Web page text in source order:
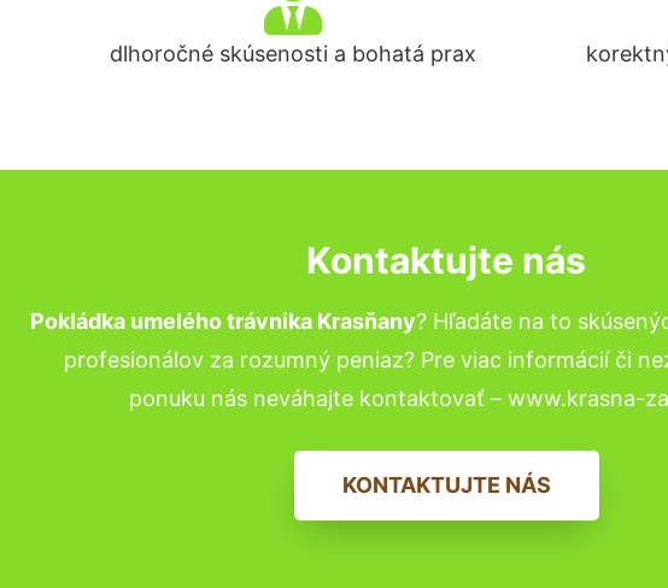
dlhoročné skúsenosti a bohatá prax
Kontaktujte nás
Pokládka umelého trávnika Krasňany? Hľadáte na to
profesionálov za rozumný peniaz? Pre viac informácií či
ponuku nás neváhajte kontaktovať – www.krasna-
KONTAKTUJTE NÁS